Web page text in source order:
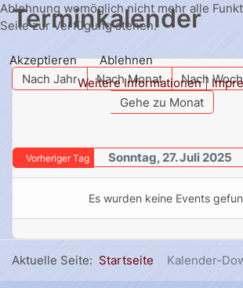
Terminkalender
Nach Jahr Nach Monat Nach
Gehe zu Monat
Vorheriger Tag Sonntag, 27. Juli 2025
Es wurden keine Events
Aktuelle Seite: Startseite Kalender-
Ablehnung womöglich nicht mehr alle
Seite zur Verfügung stehen.
Akzeptieren
Ablehnen
Weitere Informationen|